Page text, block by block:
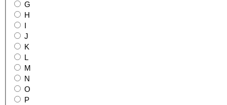
G
H
J
K
L
M
N
O
P